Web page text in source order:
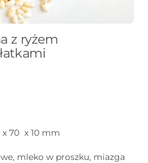
z ryżem
70 x 10 mm
mleko w proszku, miazga